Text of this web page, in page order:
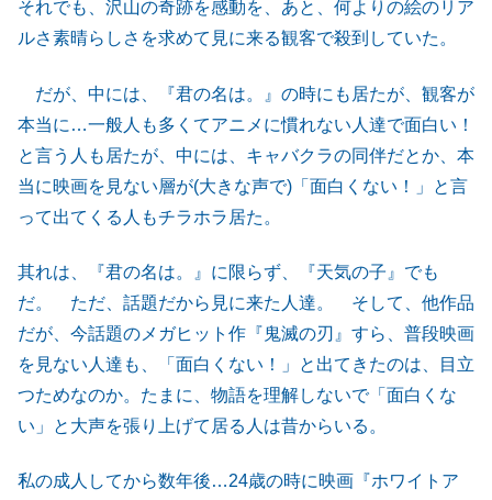
それでも、沢山の奇跡を感動を、あと、何よりの絵のリア
ルさ素晴らしさを求めて見に来る観客で殺到していた。
だが、中には、『君の名は。』の時にも居たが、観客が
本当に…一般人も多くてアニメに慣れない人達で面白い！
と言う人も居たが、中には、キャバクラの同伴だとか、本
当に映画を見ない層が(大きな声で)「面白くない！」と言
って出てくる人もチラホラ居た。
其れは、『君の名は。』に限らず、『天気の子』でも
だ。 ただ、話題だから見に来た人達。 そして、他作品
だが、今話題のメガヒット作『鬼滅の刃』すら、普段映画
を見ない人達も、「面白くない！」と出てきたのは、目立
つためなのか。たまに、物語を理解しないで「面白くな
い」と大声を張り上げて居る人は昔からいる。
私の成人してから数年後…24歳の時に映画『ホワイトア